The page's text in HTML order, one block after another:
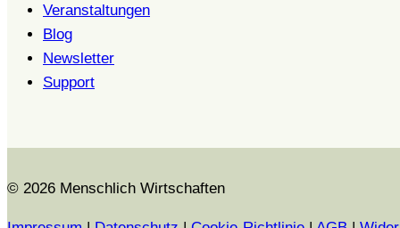
Veranstaltungen
Blog
Newsletter
Support
© 2026 Menschlich Wirtschaften